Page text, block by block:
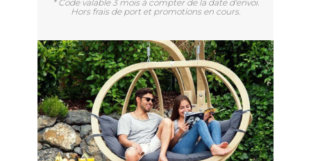
* Code valable 3 mois à compter de la date d'envoi.
Hors frais de port et promotions en cours.